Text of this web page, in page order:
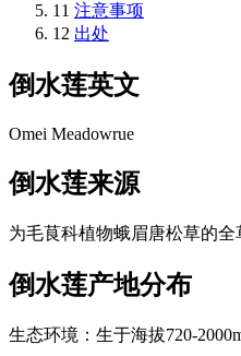
11 注意事项
12 出处
倒水莲英文
Omei Meadowrue
倒水莲来源
为毛茛科植物蛾眉唐松草的全
倒水莲产地分布
生态环境：生于海拔720-